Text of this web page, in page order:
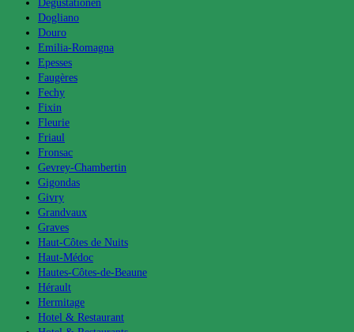
Degustationen
Dogliano
Douro
Emilia-Romagna
Epesses
Faugères
Fechy
Fixin
Fleurie
Friaul
Fronsac
Gevrey-Chambertin
Gigondas
Givry
Grandvaux
Graves
Haut-Côtes de Nuits
Haut-Médoc
Hautes-Côtes-de-Beaune
Hérault
Hermitage
Hotel & Restaurant